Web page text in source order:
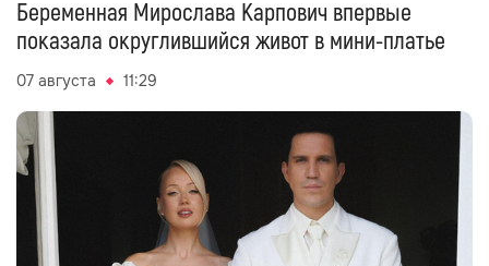
Беременная Мирослава Карпович впервые
показала округлившийся живот в мини-платье
07 августа 11:29